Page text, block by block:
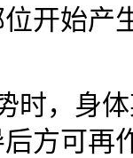
开始产
时，身
方可再